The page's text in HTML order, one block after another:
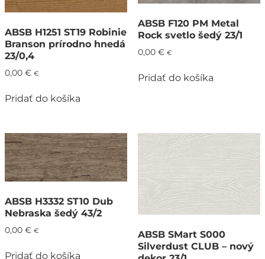
ABSB H1251 ST19 Robinie
Branson prírodno hnedá
23/0,4
0,00 € €
Pridať do košíka
ABSB F120 PM Metal
Rock svetlo šedý 23/1
0,00 € €
Pridať do košíka
ABSB H3332 ST10 Dub
Nebraska šedý 43/2
0,00 € €
Pridať do košíka
ABSB SMart S000
Silverdust CLUB – nový